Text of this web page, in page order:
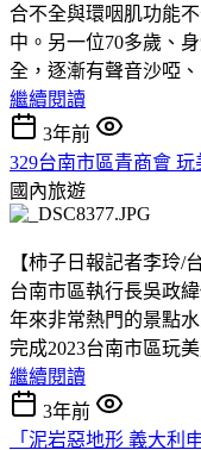
合不全與環咽肌功能
中。另一位70多歲、
全，逐漸有聲音沙啞
繼續閱讀
3年前
329台南市區青商會
國內旅遊
【柿子日報記者李玲/
台南市區執行長吳政
年來非常熱門的景點
完成2023台南市區玩美
繼續閱讀
3年前
「泥岩惡地形 義大利